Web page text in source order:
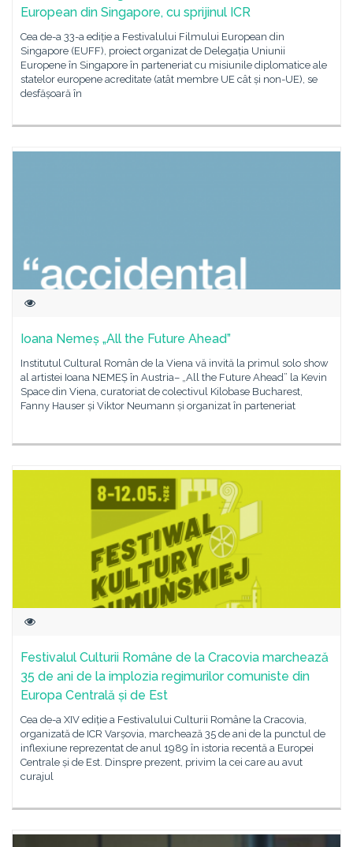
European din Singapore, cu sprijinul ICR
Cea de-a 33-a ediție a Festivalului Filmului European din
Singapore (EUFF), proiect organizat de Delegația Uniunii
Europene în Singapore în parteneriat cu misiunile diplomatice ale
statelor europene acreditate (atât membre UE cât și non-UE), se
desfășoară în
Ioana Nemeș „All the Future Ahead”
Institutul Cultural Român de la Viena vă invită la primul solo show
al artistei Ioana NEMEȘ în Austria– „All the Future Ahead” la Kevin
Space din Viena, curatoriat de colectivul Kilobase Bucharest,
Fanny Hauser și Viktor Neumann și organizat în parteneriat
Festivalul Culturii Române de la Cracovia marchează
35 de ani de la implozia regimurilor comuniste din
Europa Centrală și de Est
Cea de-a XIV ediție a Festivalului Culturii Române la Cracovia,
organizată de ICR Varșovia, marchează 35 de ani de la punctul de
inflexiune reprezentat de anul 1989 în istoria recentă a Europei
Centrale și de Est. Dinspre prezent, privim la cei care au avut
curajul